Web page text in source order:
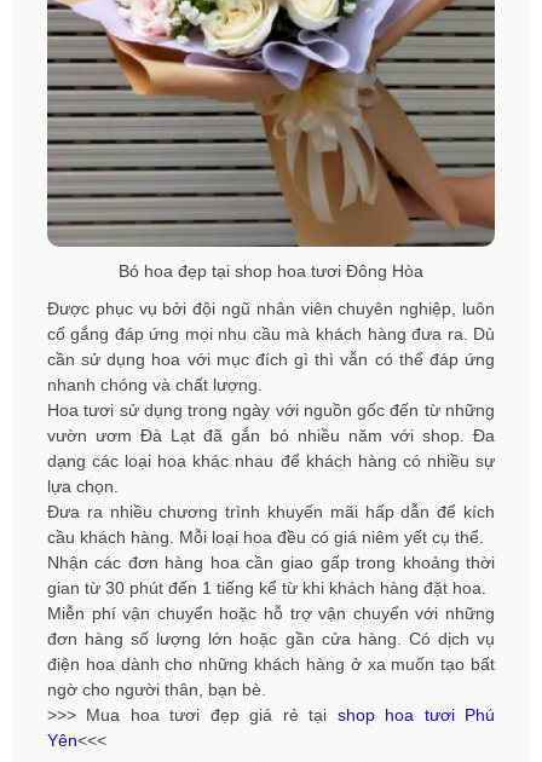
Bó hoa đẹp tại shop hoa tươi Đông Hòa
Được phục vụ bởi đội ngũ nhân viên chuyên nghiệp, luôn
cố gắng đáp ứng mọi nhu cầu mà khách hàng đưa ra. Dù
cần sử dụng hoa với mục đích gì thì vẫn có thể đáp ứng
nhanh chóng và chất lượng.
Hoa tươi sử dụng trong ngày với nguồn gốc đến từ những
vườn ươm Đà Lạt đã gắn bó nhiều năm với shop. Đa
dạng các loại hoa khác nhau để khách hàng có nhiều sự
lựa chọn.
Đưa ra nhiều chương trình khuyến mãi hấp dẫn để kích
cầu khách hàng. Mỗi loại hoa đều có giá niêm yết cụ thể.
Nhận các đơn hàng hoa cần giao gấp trong khoảng thời
gian từ 30 phút đến 1 tiếng kể từ khi khách hàng đặt hoa.
Miễn phí vận chuyển hoặc hỗ trợ vận chuyển với những
đơn hàng số lượng lớn hoặc gần cửa hàng. Có dịch vụ
điện hoa dành cho những khách hàng ở xa muốn tạo bất
ngờ cho người thân, bạn bè.
>>> Mua hoa tươi đẹp giá rẻ tại shop hoa tươi Phú
Yên<<<